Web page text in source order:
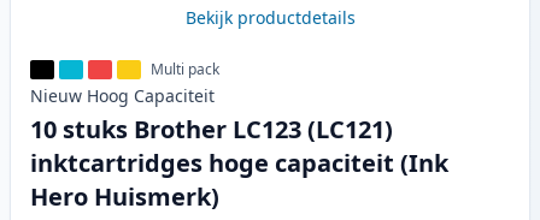
Bekijk productdetails
Multi pack
Nieuw Hoog Capaciteit
10 stuks Brother LC123 (LC121)
inktcartridges hoge capaciteit (Ink
Hero Huismerk)